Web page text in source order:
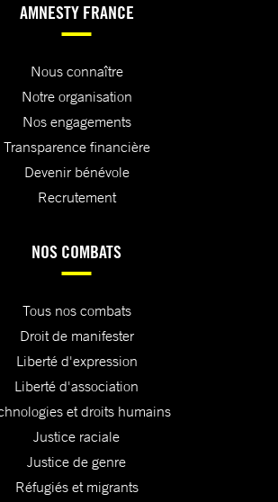
AMNESTY FRANCE
Nous connaître
Notre organisation
Nos engagements
Transparence financière
Devenir bénévole
Recrutement
NOS COMBATS
Tous nos combats
Droit de manifester
Liberté d'expression
Liberté d'association
et droits humains
Justice raciale
Justice de genre
Réfugiés et migrants